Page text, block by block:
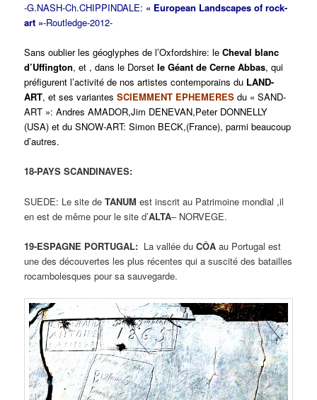
-G.NASH-Ch.CHIPPINDALE: « European Landscapes of rock-
art »-Routledge-2012-
Sans oublier les géoglyphes de l’Oxfordshire: leCheval blanc
d’Uffington, et , dans le Dorset le Géant de Cerne Abbas, qui
préfigurent l’activité de nos artistes contemporains du LAND-
ART, et ses variantes SCIEMMENT EPHEMERES du « SAND-
ART »: Andres AMADOR,Jim DENEVAN,Peter DONNELLY
(USA) et du SNOW-ART: Simon BECK,(France), parmi beaucoup
d’autres.
18-PAYS SCANDINAVES:
SUEDE: Le site deTANUM est inscrit au Patrimoine mondial ,il
en est de même pour le site d’ALTA– NORVEGE.
19-ESPAGNE PORTUGAL: La vallée du CÔA au Portugal est
une des découvertes les plus récentes qui a suscité des batailles
rocambolesques pour sa sauvegarde.